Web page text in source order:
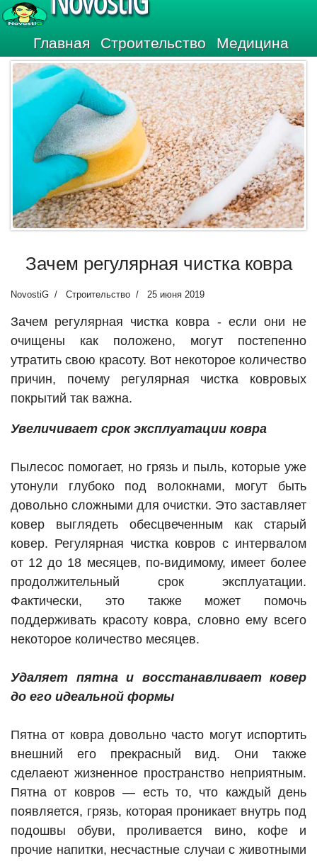
Главная Строительство Медицина
Зачем регулярная чистка ковра
NovostiG Строительство 25 июня 2019
Зачем регулярная чистка ковра - если они не
очищены как положено, могут постепенно
утратить свою красоту. Вот некоторое количество
причин, почему регулярная чистка ковровых
покрытий так важна.
Увеличивает срок эксплуатации ковра
Пылесос помогает, но грязь и пыль, которые уже
утонули глубоко под волокнами, могут быть
довольно сложными для очистки. Это заставляет
ковер выглядеть обесцвеченным как старый
ковер. Регулярная чистка ковров с интервалом
от 12 до 18 месяцев, по-видимому, имеет более
продолжительный срок эксплуатации.
Фактически, это также может помочь
поддерживать красоту ковра, словно ему всего
некоторое количество месяцев.
Удаляет пятна и восстанавливает ковер
до его идеальной формы
Пятна от ковра довольно часто могут испортить
внешний его прекрасный вид. Они также
сделаеют жизненное пространство неприятным.
Пятна от ковров — есть то, что каждый день
появляется, грязь, которая проникает внутрь под
подошвы обуви, проливается вино, кофе и
прочие напитки, несчастные случаи с животными